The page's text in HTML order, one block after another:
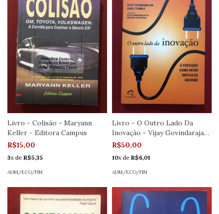
Livro - Colisão - Maryann
Keller - Editora Campus
R$15,00
3x de R$5,35
ADM/ECO/FIN
Livro - O Outro Lado Da
Inovação - Vijay Govindarajan
- Editora Campus - Seminovo
R$50,00
10x de R$6,01
ADM/ECO/FIN